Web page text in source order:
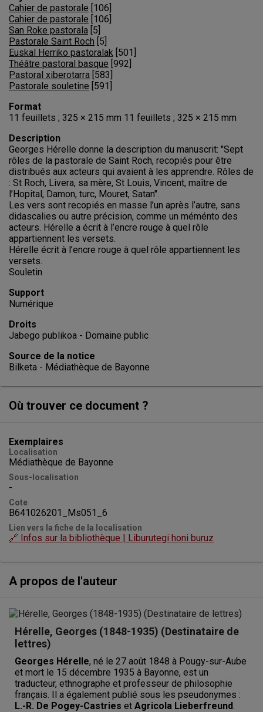
Cahier de pastorale 106
Cahier de pastorale 106
San Roke pastorala 5
Pastorale Saint Roch 5
Euskal Herriko pastoralak 501
Théâtre pastoral basque 992
Pastoral xiberotarra 583
Pastorale souletine 591
Format
11 feuillets ; 325 × 215 mm 11 feuillets ; 325 × 215 mm
Description
Georges Hérelle donne la description du manuscrit: "Sept
rôles de la pastorale de Saint Roch, recopiés pour être
distribués aux acteurs qui avaient à les apprendre. Rôles de
: St Roch, Livera, sa mère, St Louis, Vincent, maître de
l’Hopital, Damon, turc, Mouret, Satan".
Les vers sont recopiés en masse l’un après l’autre, sans
didascalies ou autre précision, comme un méménto des
acteurs. Hérelle a écrit à l’encre rouge à quel rôle
appartiennent les versets.
Hérelle écrit à l’encre rouge à quel rôle appartiennent les
versets.
Souletin
Support
Numérique
Droits
Jabego publikoa - Domaine public
Source de la notice
Bilketa - Médiathèque de Bayonne
Où trouver ce document ?
Exemplaires
Localisation
Médiathèque de Bayonne
Sous-localisation
-
Cote
B641026201_Ms051_6
Lien vers la fiche de la localisation
🔗 Infos sur la bibliothèque | Liburutegi honi buruz
A propos de l'auteur
Hérelle, Georges (1848-1935) (Destinataire de
lettres)
Georges Hérelle, né le 27 août 1848 à Pougy-sur-Aube
et mort le 15 décembre 1935 à Bayonne, est un
traducteur, ethnographe et professeur de philosophie
français. Il a également publié sous les pseudonymes :
L.-R. De Pogey-Castries et Agricola Lieberfreund